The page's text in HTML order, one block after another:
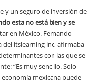
y un seguro de inversión de
esta no está bien y se
en México. Fernando
del itslearning inc, afirmaba
con las que se
“Es muy sencillo. Solo
mexicana puede